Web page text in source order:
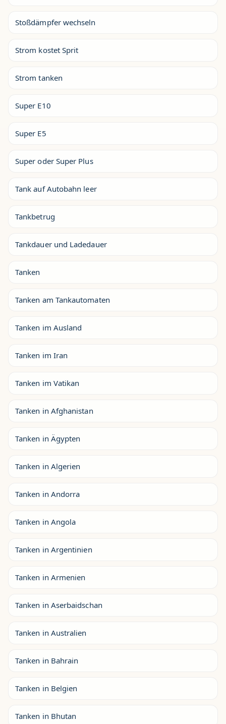
Stoßdämpfer wechseln
Strom kostet Sprit
Strom tanken
Super E10
Super E5
Super oder Super Plus
Tank auf Autobahn leer
Tankbetrug
Tankdauer und Ladedauer
Tanken
Tanken am Tankautomaten
Tanken im Ausland
Tanken im Iran
Tanken im Vatikan
Tanken in Afghanistan
Tanken in Ägypten
Tanken in Algerien
Tanken in Andorra
Tanken in Angola
Tanken in Argentinien
Tanken in Armenien
Tanken in Aserbaidschan
Tanken in Australien
Tanken in Bahrain
Tanken in Belgien
Tanken in Bhutan